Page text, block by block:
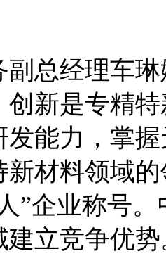
副总经理车
创新是专精
发能力，掌
新材料领域
”企业称号
建立竞争优势